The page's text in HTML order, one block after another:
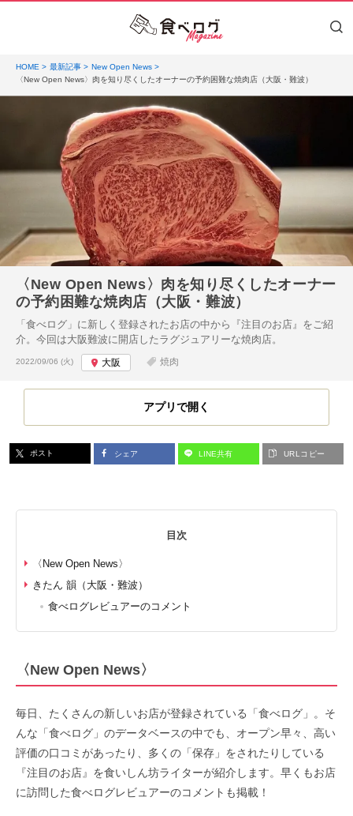
HOME 最新記事
New Open News
〈New Open News〉肉を知り尽くしたオーナーの予約困難な焼肉店（大阪・難波）
〈New Open News〉肉を知り尽くしたオーナー
の予約困難な焼肉店（大阪・難波）
「食べログ」に新しく登録されたお店の中から『注目のお店』をご紹
介。今回は大阪難波に開店したラグジュアリーな焼肉店。
投稿日:
2022/09/06 (火) 大阪 焼肉
アプリで開く
ポスト シェア LINE共有 URLコピー
目次
〈New Open News〉
きたん 韻（大阪・難波）
食べログレビュアーのコメント
〈New Open News〉
毎日、たくさんの新しいお店が登録されている「食べログ」。そ
んな「食べログ」のデータベースの中でも、オープン早々、高い
評価の口コミがあったり、多くの「保存」をされたりしている
『注目のお店』を食いしん坊ライターが紹介します。早くもお店
に訪問した食べログレビュアーのコメントも掲載！